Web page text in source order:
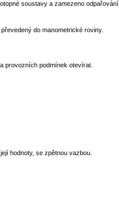
soustavy a zamezeno odpařování
do manometrické roviny.
provozních podmínek otevírat.
hodnoty, se zpětnou vazbou.